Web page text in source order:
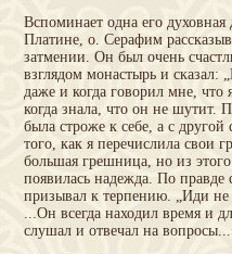
Вспоминает одна его
Платине, о. Серафим
затмении. Он был очень
взглядом монастырь и
даже и когда говорил мне, что
когда знала, что он не шутит.
была строже к себе, а с
того, как я перечислила свои
большая грешница, но из
появилась надежда. По
призывал к терпению. „Иди не
...Он всегда находил время и
слушал и отвечал на